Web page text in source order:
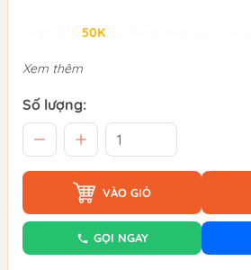
50K
Xem thêm
Số lượng:
VÀO GIỎ
GỌI NGAY